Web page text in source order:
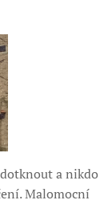
a nikdo
Malomocní